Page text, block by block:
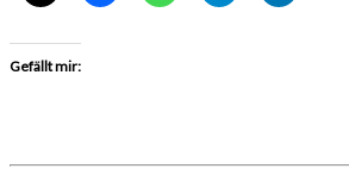
Gefällt mir: